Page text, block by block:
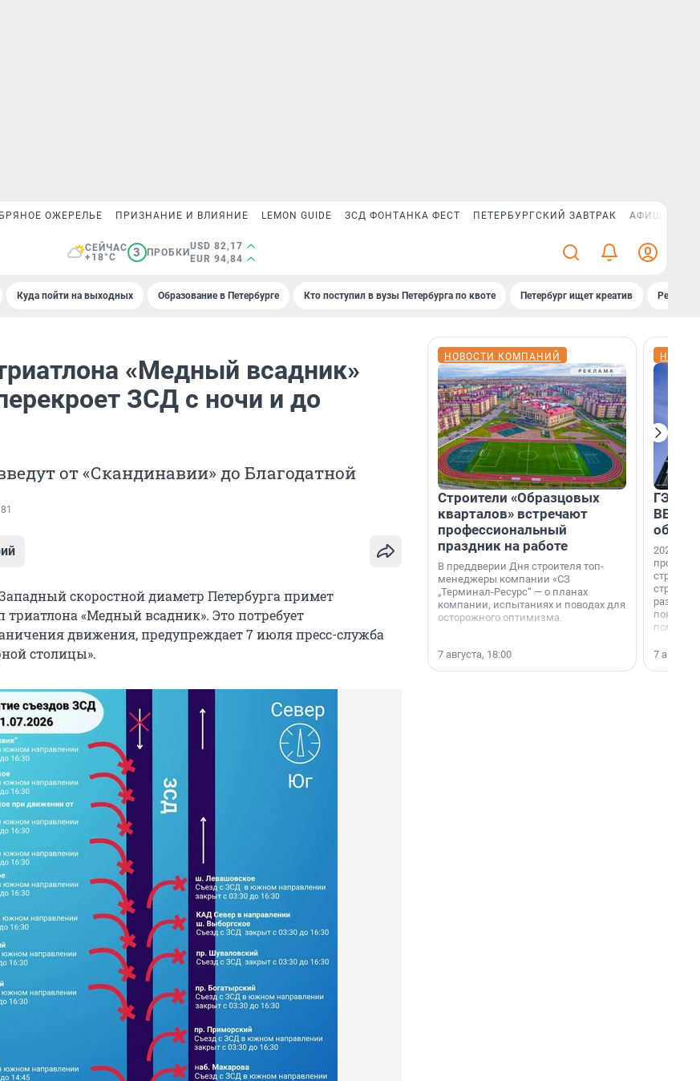
ОЖЕРЕЛЬЕ ПРИЗНАНИЕ И ВЛИЯНИЕ LEMON GUIDE ЗСД ФОНТАНКА ФЕСТ ПЕТЕРБУРГСКИЙ ЗАВТРАК АФИША PLUS
СЕЙЧАС
+18°C
3 ПРОБКИ
USD 82,17
EUR 94,84
Куда пойти на выходных Образование в Петербурге Кто поступил в вузы Петербурга по квоте Петербург ищет креатив
«Медный всадник»
ЗСД с ночи и до
от «Скандинавии» до Благодатной
скоростной диаметр Петербурга примет
триатлона «Медный всадник». Это потребует
движения, предупреждает 7 июля пресс-служба
столицы».
НОВОСТИ КОМПАНИЙ
Строители «Образцовых
кварталов» встречают
профессиональный
праздник на работе
В преддверии Дня строителя топ-
менеджеры компании «СЗ
„Терминал-Ресурс“ — о планах
компании, испытаниях и поводах для
осторожного оптимизма.
7 августа, 18:00
ГЭС,
ВВП: в
об
2026-й —
раз. В
7